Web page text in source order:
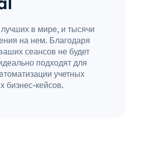
в мире, и тысячи
на нем. Благодаря
сеансов не будет
подходят для
учетных
бизнес-кейсов.